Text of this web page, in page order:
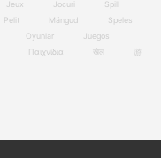
Jeux Jocuri
Spill
Pelit Mängud
Speles
Oyunlar
Juegos
Παιχνίδια खेल
游